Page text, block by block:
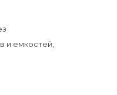
и емкостей,